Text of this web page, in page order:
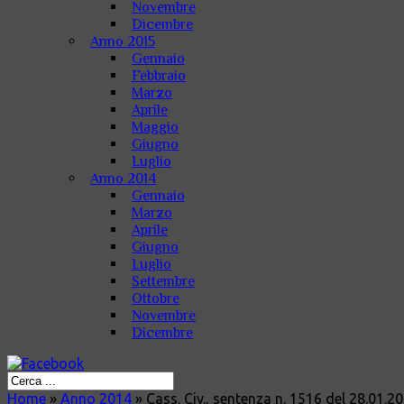
Novembre
Dicembre
Anno 2015
Gennaio
Febbraio
Marzo
Aprile
Maggio
Giugno
Luglio
Anno 2014
Gennaio
Marzo
Aprile
Giugno
Luglio
Settembre
Ottobre
Novembre
Dicembre
Home » Anno 2014 » Cass. Civ., sentenza n. 1516 del